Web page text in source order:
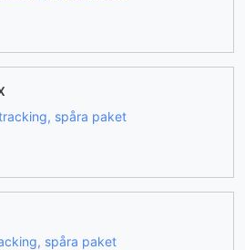
spåra paket
spåra paket